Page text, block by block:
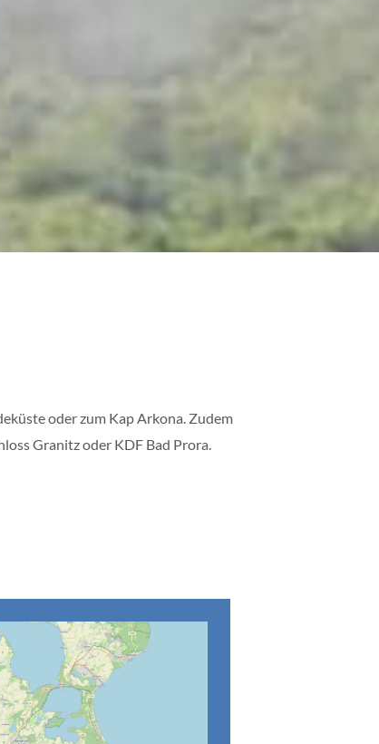
oder zum Kap Arkona. Zudem
Granitz oder KDF Bad Prora.